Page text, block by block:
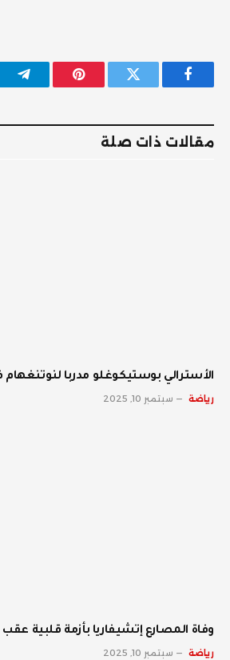
فيسبوك تويتر بينتيريست
مقالات ذات صلة
الأسترالي بوستيكوغلو مدربا
رياضة سبتمبر 10, 2025
وفاة المصارع إتشيفاريا بأزمة قلبية
رياضة سبتمبر 10, 2025